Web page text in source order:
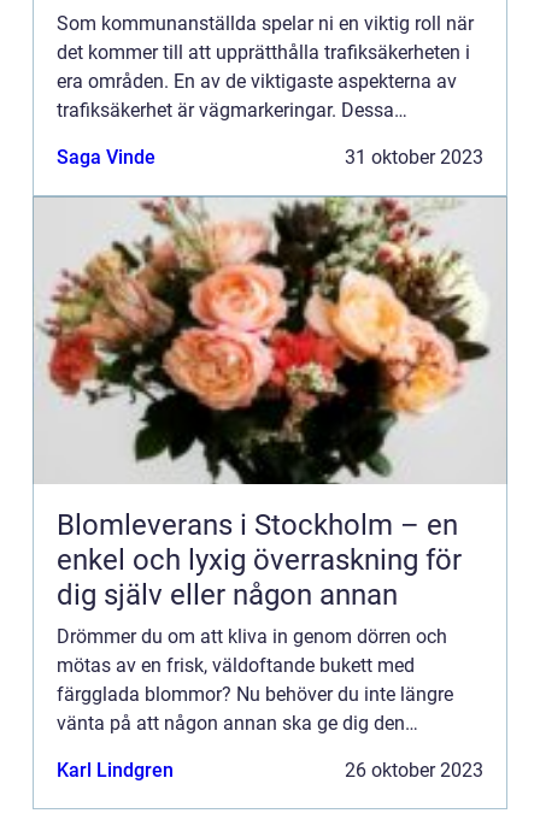
Som kommunanställda spelar ni en viktig roll när
det kommer till att upprätthålla trafiksäkerheten i
era områden. En av de viktigaste aspekterna av
trafiksäkerhet är vägmarkeringar. Dessa
Saga Vinde 31 oktober 2023
Blomleverans i Stockholm – en
enkel och lyxig överraskning för
dig själv eller någon annan
Drömmer du om att kliva in genom dörren och
mötas av en frisk, väldoftande bukett med
färgglada blommor? Nu behöver du inte längre
vänta på att någon annan ska ge dig den
Karl Lindgren 26 oktober 2023